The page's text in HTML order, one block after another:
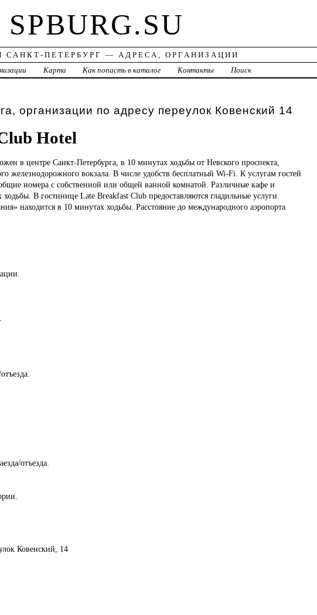
SPBURG.SU
САНКТ-ПЕТЕРБУРГ — АДРЕСА, ОРГАНИЗАЦИИ
Карта Как попасть в каталог Контакты Поиск
организации по адресу переулок Ковенский 14
Hotel
в центре Санкт-Петербурга, в 10 минутах ходьбы от Невского проспекта,
железнодорожного вокзала. В числе удобств бесплатный Wi-Fi. К услугам гостей
номера с собственной или общей ванной комнатой. Различные кафе и
В гостинице Late Breakfast Club предоставляются гладильные услуги.
находится в 10 минутах ходьбы. Расстояние до международного аэропорта
отъезда.
Ковенский, 14